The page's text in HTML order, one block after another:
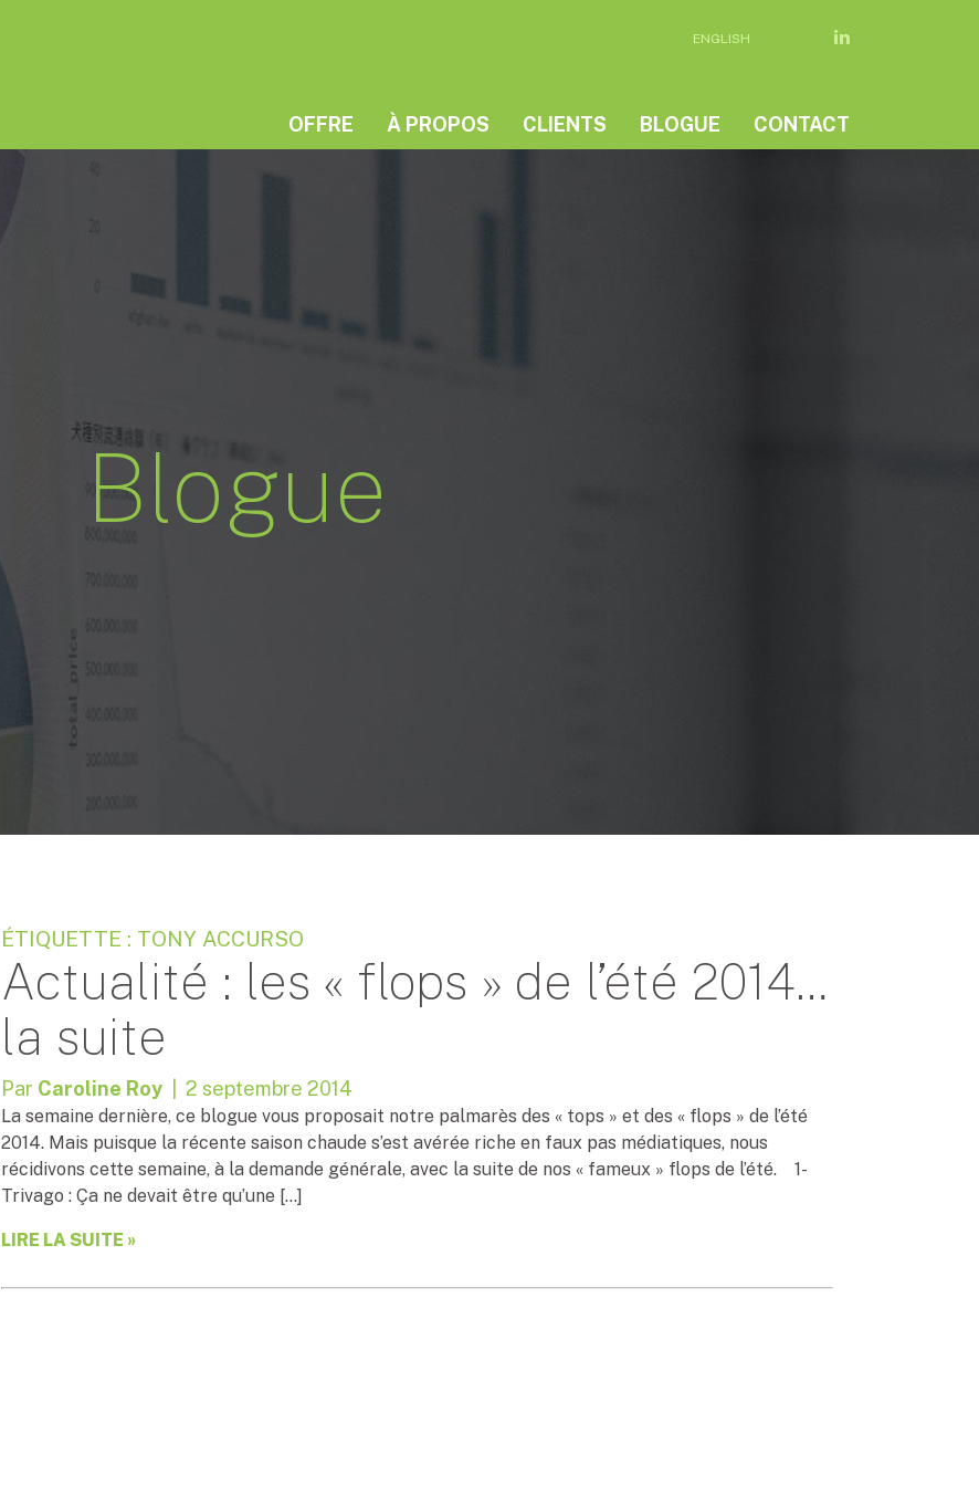
ENGLISH
OFFRE À PROPOS CLIENTS BLOGUE CONTACT
Blogue
ÉTIQUETTE : TONY ACCURSO
Actualité : les « flops » de l’été 2014…
la suite
Par Caroline Roy | 2 septembre 2014
La semaine dernière, ce blogue vous proposait notre palmarès des « tops » et des « flops » de l’été
2014. Mais puisque la récente saison chaude s’est avérée riche en faux pas médiatiques, nous
récidivons cette semaine, à la demande générale, avec la suite de nos « fameux » flops de l’été. 1-
Trivago : Ça ne devait être qu’une […]
LIRE LA SUITE »